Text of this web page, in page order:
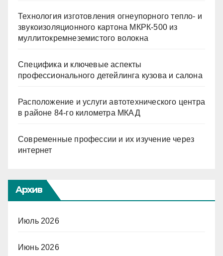
Технология изготовления огнеупорного тепло- и
звукоизоляционного картона МКРК-500 из
муллитокремнеземистого волокна
Специфика и ключевые аспекты
профессионального детейлинга кузова и салона
Расположение и услуги автотехнического центра
в районе 84-го километра МКАД
Современные профессии и их изучение через
интернет
Архив
Июль 2026
Июнь 2026